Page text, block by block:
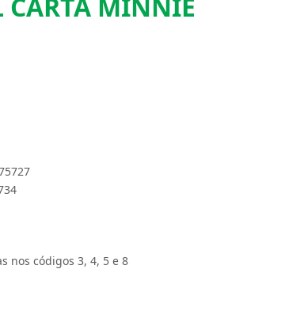
nos códigos 3, 4, 5 e 8